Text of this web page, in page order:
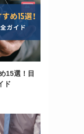
15選！目
ド